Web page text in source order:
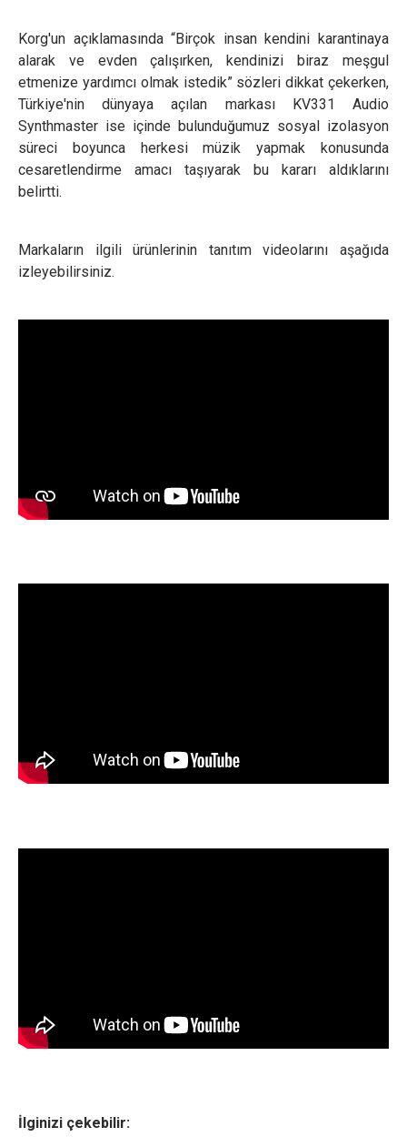
Korg'un açıklamasında “Birçok insan kendini karantinaya
alarak ve evden çalışırken, kendinizi biraz meşgul
etmenize yardımcı olmak istedik” sözleri dikkat çekerken,
Türkiye'nin dünyaya açılan markası KV331 Audio
Synthmaster ise içinde bulunduğumuz sosyal izolasyon
süreci boyunca herkesi müzik yapmak konusunda
cesaretlendirme amacı taşıyarak bu kararı aldıklarını
belirtti.
Markaların ilgili ürünlerinin tanıtım videolarını aşağıda
izleyebilirsiniz.
İlginizi çekebilir: